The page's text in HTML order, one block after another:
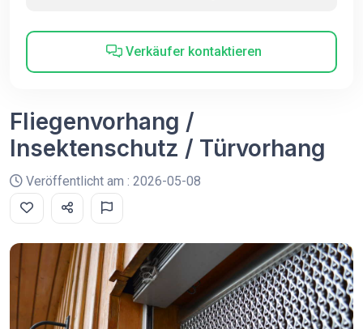
Verkäufer kontaktieren
Fliegenvorhang /
Insektenschutz / Türvorhang
Veröffentlicht am : 2026-05-08